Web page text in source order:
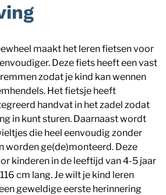
maakt het leren fietsen voor
Deze fiets heeft een vast
zodat je kind kan wennen
Het fietsje heeft
handvat in het zadel zodat
in kunt sturen. Daarnaast wordt
die heel eenvoudig zonder
worden ge(de)monteerd. Deze
kinderen in de leeftijd van 4-5 jaar
cm lang. Je wilt je kind leren
geweldige eerste herinnering